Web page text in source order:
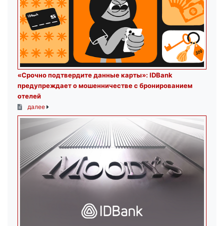
«Срочно подтвердите данные карты»: IDBank
предупреждает о мошенничестве с бронированием
отелей
далее